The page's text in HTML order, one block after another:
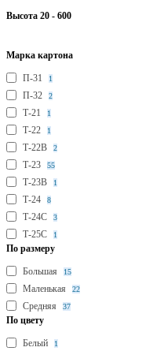
Высота 20 - 600
Марка картона
П-31 1
П-32 2
Т-21 1
Т-22 1
Т-22В 2
Т-23 55
Т-23В 1
Т-24 8
Т-24С 3
Т-25С 1
По размеру
Большая 15
Маленькая 22
Средняя 37
По цвету
Белый 1